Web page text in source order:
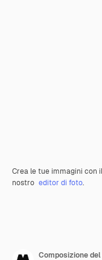
Crea le tue immagini con il
nostro editor di foto.
Composizione